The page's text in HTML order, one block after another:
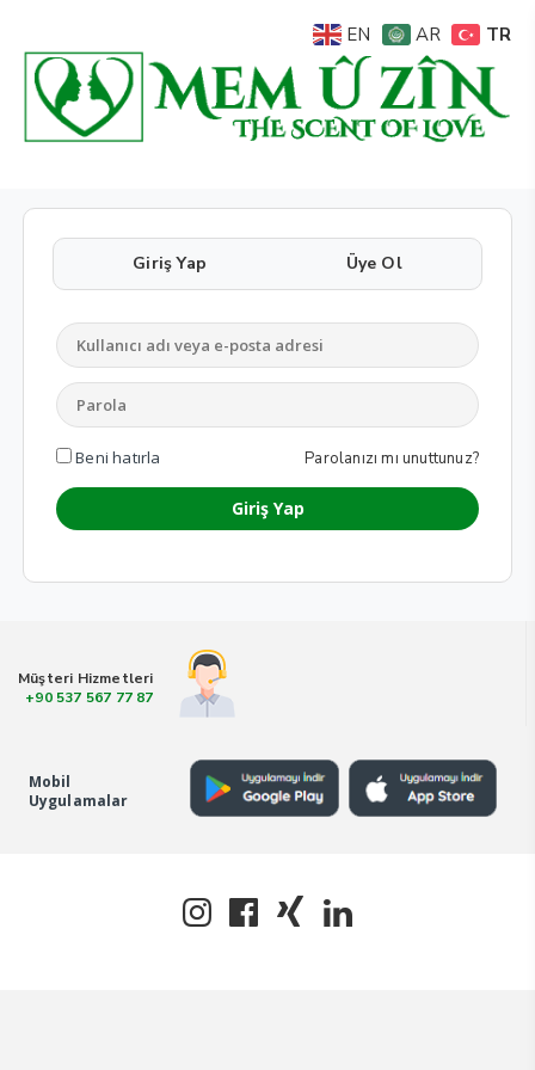
Giriş Yap Üye Ol
Beni hatırla Parolanızı mı unuttunuz?
Giriş Yap
Müşteri Hizmetleri
+90 537 567 77 87
Mobil
Uygulamalar
EN AR TR